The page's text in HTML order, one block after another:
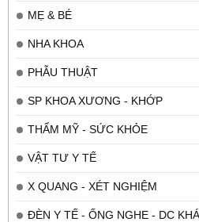
MẸ & BÉ
NHA KHOA
PHẪU THUẬT
SP KHOA XƯƠNG - KHỚP
THẨM MỸ - SỨC KHỎE
VẬT TƯ Y TẾ
X QUANG - XÉT NGHIỆM
ĐÈN Y TẾ - ỐNG NGHE - DC